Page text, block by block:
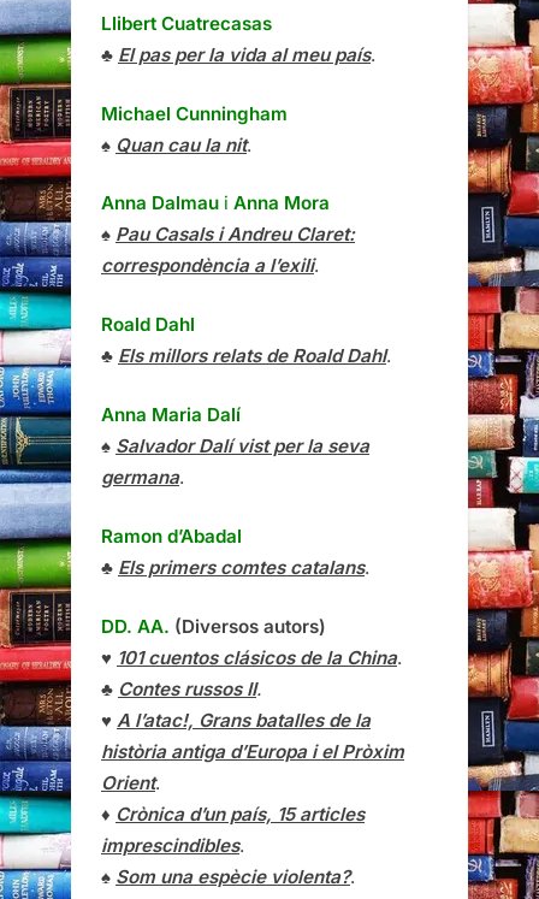
Llibert Cuatrecasas
♣ El pas per la vida al meu país.
Michael Cunningham
♠ Quan cau la nit.
Anna Dalmau i Anna Mora
♠ Pau Casals i Andreu Claret:
correspondència a l’exili.
Roald Dahl
♣ Els millors relats de Roald Dahl.
Anna Maria Dalí
♠ Salvador Dalí vist per la seva
germana.
Ramon d’Abadal
♣ Els primers comtes catalans.
DD. AA. (Diversos autors)
♥ 101 cuentos clásicos de la China.
♣ Contes russos II.
♥ A l’atac!, Grans batalles de la
història antiga d’Europa i el Pròxim
Orient.
♦ Crònica d’un país, 15 articles
imprescindibles.
♠ Som una espècie violenta?.